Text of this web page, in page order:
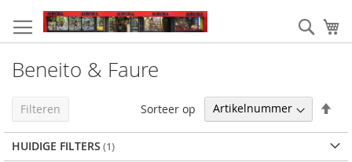
naar
de
Zoek
Beneito & Faure
Sorteer op
Filteren
HUIDIGE FILTERS